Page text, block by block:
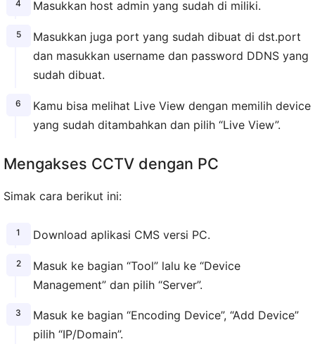
Masukkan host admin yang sudah di miliki.
Masukkan juga port yang sudah dibuat di dst.port
dan masukkan username dan password DDNS yang
sudah dibuat.
Kamu bisa melihat Live View dengan memilih device
yang sudah ditambahkan dan pilih “Live View”.
Mengakses CCTV dengan PC
Simak cara berikut ini:
Download aplikasi CMS versi PC.
Masuk ke bagian “Tool” lalu ke “Device
Management” dan pilih “Server”.
Masuk ke bagian “Encoding Device”, “Add Device”
pilih “IP/Domain”.